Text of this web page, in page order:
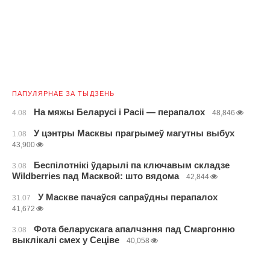
ПАПУЛЯРНАЕ ЗА ТЫДЗЕНЬ
4.08 На мяжы Беларусі і Расіі — перапалох 48,846
1.08 У цэнтры Масквы прагрымеў магутны выбух
43,900
3.08
Беспілотнікі ўдарылі па ключавым складзе
Wildberries пад Масквой: што вядома
42,844
31.07 У Маскве пачаўся сапраўдны перапалох
41,672
3.08
Фота беларускага апалчэння пад Смаргонню
выклікалі смех у Сеціве
40,058